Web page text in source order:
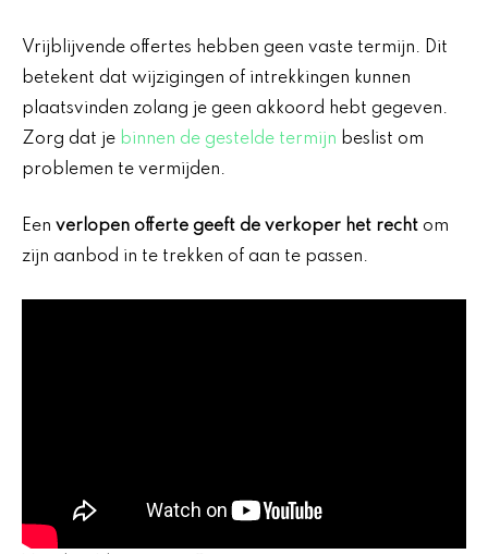
Vrijblijvende offertes hebben geen vaste termijn. Dit
betekent dat wijzigingen of intrekkingen kunnen
plaatsvinden zolang je geen akkoord hebt gegeven.
Zorg dat je binnen de gestelde termijn beslist om
problemen te vermijden.
Een verlopen offerte geeft de verkoper het recht om
zijn aanbod in te trekken of aan te passen.